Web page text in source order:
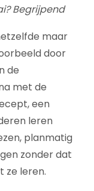
Begrijpend
maar
door
de
met de
een
leren
planmatig
zonder dat
ze leren.